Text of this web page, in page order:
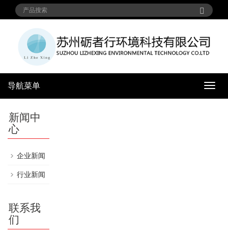
导
导航菜单
新闻中
心
企业新闻
行业新闻
联系我
们